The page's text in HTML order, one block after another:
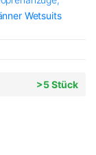
Wetsuits
>5 Stück